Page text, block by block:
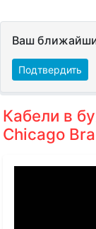
Ваш
Подтвердить
Кабели в
Chicago